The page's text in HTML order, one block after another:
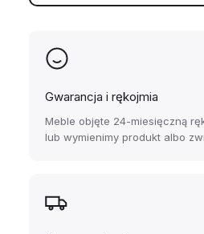
Gwarancja i rękojmia
Meble objęte 24-miesięczną
lub wymienimy produkt albo